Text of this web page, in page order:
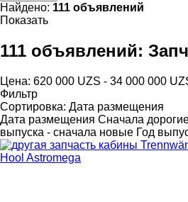
Найдено: 111 объявлений
Показать
111 объявлений:
Цена: 620 000 UZS - 34 000 000
Фильтр
Сортировка: Дата размещения
Дата размещения Сначала
выпуска - сначала новые Год